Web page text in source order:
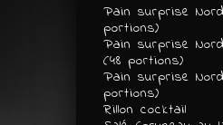
Pain surprise
portions)
Pain surprise
(48 portions)
Pain surprise
portions)
Rillon cocktail